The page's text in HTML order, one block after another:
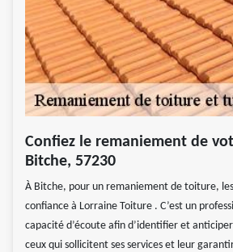
Confiez le remaniement de
Bitche, 57230
À Bitche, pour un remaniement de toiture,
confiance à Lorraine Toiture . C’est un
capacité d’écoute afin d’identifier et
ceux qui sollicitent ses services et leur